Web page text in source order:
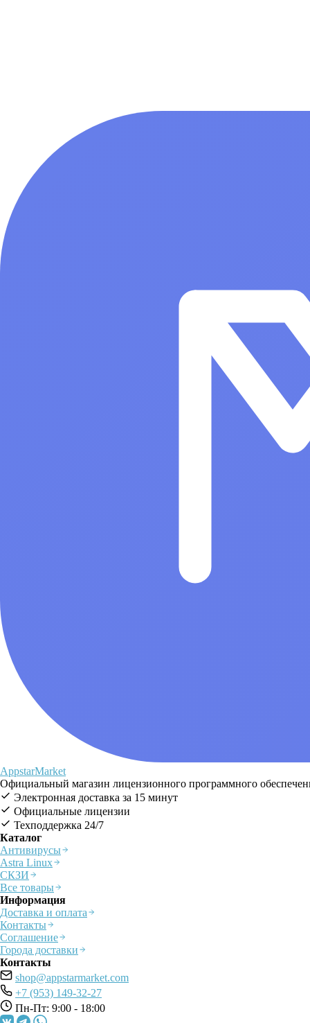
AppstarMarket
Официальный магазин лицензионного программного
Электронная доставка за 15 минут
Официальные лицензии
Техподдержка 24/7
Каталог
Антивирусы
Astra Linux
СКЗИ
Все товары
Информация
Доставка и оплата
Контакты
Соглашение
Города доставки
Контакты
shop@appstarmarket.com
+7 (953) 149-32-27
Пн-Пт: 9:00 - 18:00